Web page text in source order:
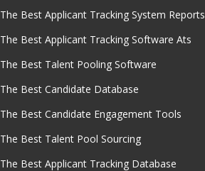
The Best Applicant Tracking System Reports
The Best Applicant Tracking Software Ats
The Best Talent Pooling Software
The Best Candidate Database
The Best Candidate Engagement Tools
The Best Talent Pool Sourcing
The Best Applicant Tracking Database